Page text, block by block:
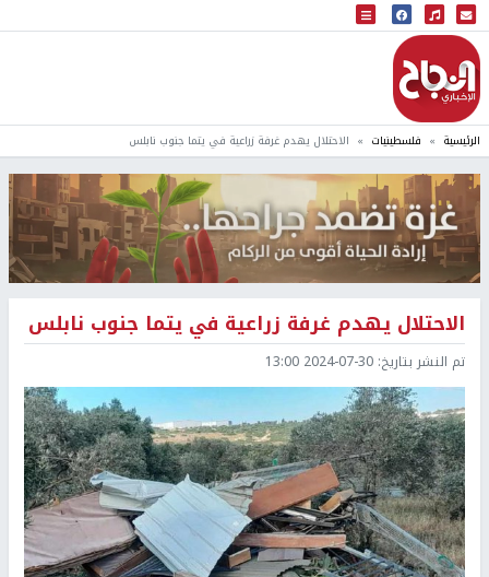
البث المباشر
إذاعة النجاح
الرئيسية فلسطينيات الاحتلال يهدم غرفة زراعية في يتما جنوب نابلس
الاحتلال يهدم غرفة زراعية في يتما جنوب نابلس
تم النشر بتاريخ: 2024-07-30 13:00